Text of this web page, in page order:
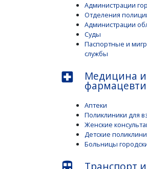
Администрации
Отделения
Администрации
Суды
Паспортные и
службы
local_hospital Медицина и
Аптеки
Поликлиники для
Женские
Детские
Больницы
Транспорт и